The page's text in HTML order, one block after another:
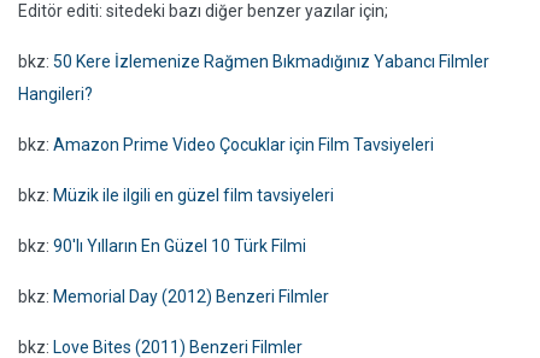
Editör editi: sitedeki bazı diğer benzer yazılar için;
bkz: 50 Kere İzlemenize Rağmen Bıkmadığınız Yabancı Filmler
Hangileri?
bkz: Amazon Prime Video Çocuklar için Film Tavsiyeleri
bkz: Müzik ile ilgili en güzel film tavsiyeleri
bkz: 90'lı Yılların En Güzel 10 Türk Filmi
bkz: Memorial Day (2012) Benzeri Filmler
bkz: Love Bites (2011) Benzeri Filmler